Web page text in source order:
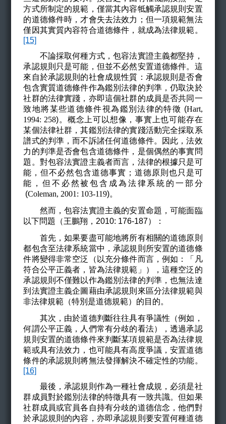
方式所制定的規範，僅當其內容牴觸承認規則安置
的道德條件時，才會失去法效力；但一項規範無法
僅因其實質內容符合道德條件，就成為法律規範。
[15]
不論採取何種方式，包容法實證主義都堅持，
承認規則只是可能，但並不必然安置道德條件。這
來自於承認規則的社會成規性質：承認規則是否會
包含實質道德條件作為鑑別法律的判準，仍取決於
社群的法律實踐，亦即這個社群的成員是否共同一
致地將某些道德條件視為鑑別法律的特徵 (Hart,
1994: 258)。概念上可以想像，事實上也可能存在
某個法律社群，其鑑別法律的實踐活動完全採取系
譜式的判準，而不訴諸任何道德條件。因此，法效
力的判準是否會包含道德條件，是個偶然的事實問
題。對包容法實證主義者而言，法律的根據只是可
能，但不必然包含道德事實；道德原則也只是可
能，但不必然被包含成為法律系統的一部分
(Coleman, 2001: 103-119)。
然而，包容法實證主義的安置命題，可能面臨
以下問題（王鵬翔，2010: 176-187）：
首先，如果要盡可能地將所有相關的道德原則
都包含至法律系統當中，承認規則所安置的道德條
件將變得非常空泛（以充分條件而言，例如：「凡
符合公平正義者，皆為法律規範」），這種空泛的
承認規則不僅難以作為鑑別法律的判準，也無法達
到法實證主義企圖藉由承認規則來區分法律規範與
非法律規範（特別是道德規範）的目的。
其次，由於道德判斷往往具有爭議性（例如，
何謂公平正義，人們常有分歧的看法），透過承認
規則安置的道德條件來判斷某項規範是否為法律規
範或具有法效力，也可能具有高度爭議，安置道德
條件的承認規則將無法發揮解決不確定性的功能。
[16]
最後，承認規則作為一種社會成規，必須是社
群成員對於鑑別法律的特徵具有一致共識。但如果
社群成員或官員各自持有分歧的道德信念，他們對
於承認規則的內容，亦即承認規則要安置何種道德